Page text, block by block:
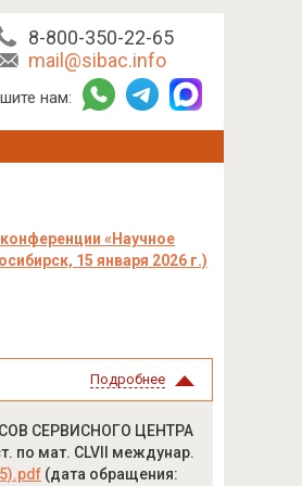
8-800-350-22-65
mail@sibac.info
нам:
«Научное
15 января 2026 г.)
Подробнее
СЕРВИСНОГО ЦЕНТРА
по мат. CLVII междунар.
(дата обращения: